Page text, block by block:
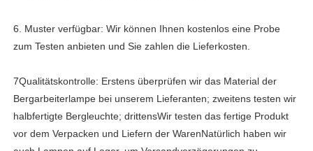
Mining Hard Hat Lichter
Explosionssichere Taschenlampe
Industrie-LED-Streifenleuchte
6. Muster verfügbar: Wir können Ihnen kostenlos eine Probe
zum Testen anbieten und Sie zahlen die Lieferkosten.
7Qualitätskontrolle: Erstens überprüfen wir das Material der
Bergarbeiterlampe bei unserem Lieferanten; zweitens testen wir
halbfertigte Bergleuchte; drittensWir testen das fertige Produkt
vor dem Verpacken und Liefern der WarenNatürlich haben wir